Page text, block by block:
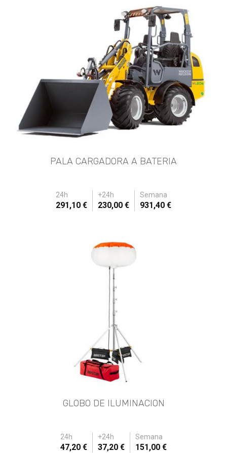
PALA CARGADORA A BATERIA
24h +24h Semana
291,10 € 230,00 € 931,40 €
GLOBO DE ILUMINACION
24h +24h Semana
47,20 € 37,20 € 151,00 €